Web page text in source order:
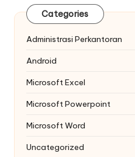
Categories
Administrasi Perkantoran
Android
Microsoft Excel
Microsoft Powerpoint
Microsoft Word
Uncategorized